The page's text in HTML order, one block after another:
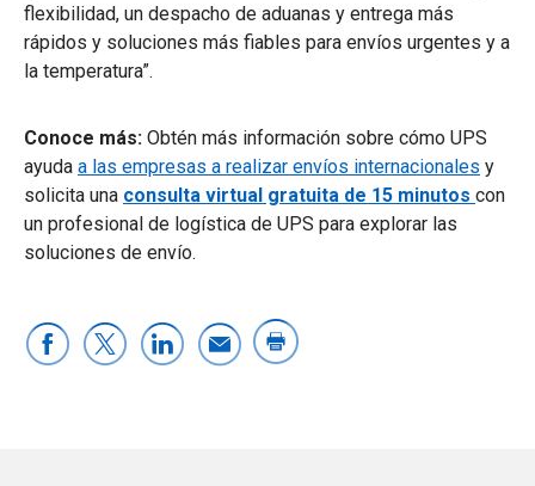
flexibilidad, un despacho de aduanas y entrega más
rápidos y soluciones más fiables para envíos urgentes y a
la temperatura”.
Conoce más: Obtén más información sobre cómo UPS
ayuda a las empresas a realizar envíos internacionales y
solicita una consulta virtual gratuita de 15 minutos con
un profesional de logística de UPS para explorar las
soluciones de envío.